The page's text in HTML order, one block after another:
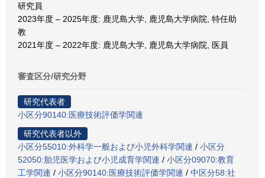
研究員
2023年度 – 2025年度: 鹿児島大学, 鹿児島大学病院, 特任助
教
2021年度 – 2022年度: 鹿児島大学, 鹿児島大学病院, 医員
審査区分/研究分野
研究代表者
小区分90140:医療技術評価学関連
研究代表者以外
小区分55010:外科学一般および小児外科学関連 / 小区分
52050:胎児医学および小児成育学関連 / 小区分09070:教育
工学関連 / 小区分90140:医療技術評価学関連 / 中区分58:社